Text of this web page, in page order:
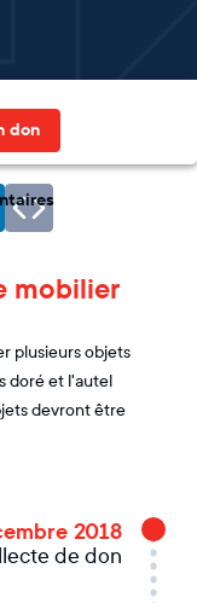
don
mobilier
plusieurs objets
doré et l'autel
devront être
2018
de don